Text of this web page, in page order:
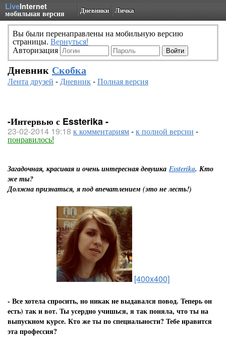
LiveInternet
мобильная версия Дневники Личка
Вы были перенаправлены на мобильную версию
страницы. Вернуться!
Авторизация
Дневник Скобка
Лента друзей -Дневник-Полная версия
-Интервью с Essterika -
23-02-2014 19:18 к комментариям-к полной версии -
понравилось!
Загадочная, красивая и очень интересная девушкаEssterika. Кто
же ты?
Должна признаться, я под впечатлением (это не лесть!)
[400x400]
- Все хотела спросить, но никак не выдавался повод. Теперь он
есть) так и вот. Ты усердно учишься, я так поняла, что ты на
выпускном курсе. Кто же ты по специальности? Тебе нравится
эта профессия?